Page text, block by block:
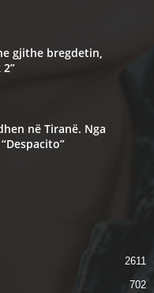
gjithe bregdetin,
në Tiranë. Nga
2611
702